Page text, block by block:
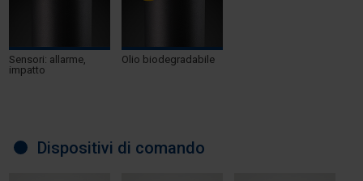
Sensori: allarme,
impatto
Olio biodegradabile
Dispositivi di comando